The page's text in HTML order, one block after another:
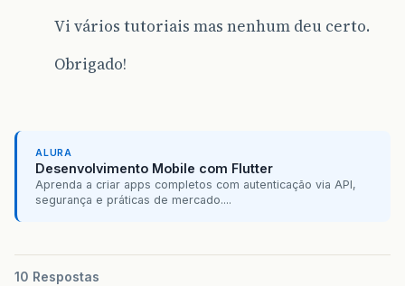
Vi vários tutoriais mas nenhum deu certo.
Obrigado!
ALURA
Desenvolvimento Mobile com Flutter
Aprenda a criar apps completos com autenticação via API,
segurança e práticas de mercado....
10 Respostas